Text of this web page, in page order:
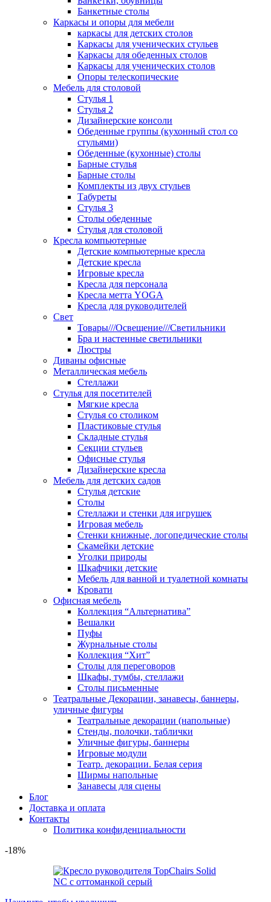
Банкетные столы
Каркасы и опоры для мебели
каркасы для детских столов
Каркасы для ученических стульев
Каркасы для обеденных столов
Каркасы для ученических столов
Опоры телескопические
Мебель для столовой
Стулья 1
Стулья 2
Дизайнерские консоли
Обеденные группы (кухонный стол со
стульями)
Обеденные (кухонные) столы
Барные стулья
Барные столы
Комплекты из двух стульев
Табуреты
Стулья 3
Столы обеденные
Стулья для столовой
Кресла компьютерные
Детские компьютерные кресла
Детские кресла
Игровые кресла
Кресла для персонала
Кресла метта YOGA
Кресла для руководителей
Свет
Товары///Освещение///Светильники
Бра и настенные светильники
Люстры
Диваны офисные
Металлическая мебель
Стеллажи
Стулья для посетителей
Мягкие кресла
Стулья со столиком
Пластиковые стулья
Складные стулья
Секции стульев
Офисные стулья
Дизайнерские кресла
Мебель для детских садов
Стулья детские
Столы
Стеллажи и стенки для игрушек
Игровая мебель
Стенки книжные, логопедические столы
Скамейки детские
Уголки природы
Шкафчики детские
Мебель для ванной и туалетной комнаты
Кровати
Офисная мебель
Коллекция “Альтернатива”
Вешалки
Пуфы
Журнальные столы
Коллекция “Хит”
Столы для переговоров
Шкафы, тумбы, стеллажи
Столы письменные
Театральные Декорации, занавесы, баннеры,
уличные фигуры
Театральные декорации (напольные)
Стенды, полочки, таблички
Уличные фигуры, баннеры
Игровые модули
Театр. декорации. Белая серия
Ширмы напольные
Занавесы для сцены
Блог
Доставка и оплата
Контакты
Политика конфиденциальности
-18%